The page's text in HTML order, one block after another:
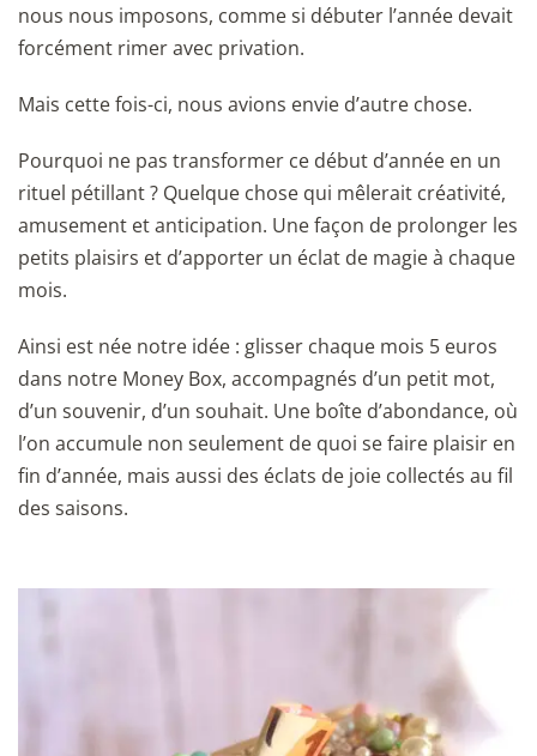
nous nous imposons, comme si débuter l’année devait
forcément rimer avec privation.
Mais cette fois-ci, nous avions envie d’autre chose.
Pourquoi ne pas transformer ce début d’année en un
rituel pétillant ? Quelque chose qui mêlerait créativité,
amusement et anticipation. Une façon de prolonger les
petits plaisirs et d’apporter un éclat de magie à chaque
mois.
Ainsi est née notre idée : glisser chaque mois 5 euros
dans notre Money Box, accompagnés d’un petit mot,
d’un souvenir, d’un souhait. Une boîte d’abondance, où
l’on accumule non seulement de quoi se faire plaisir en
fin d’année, mais aussi des éclats de joie collectés au fil
des saisons.